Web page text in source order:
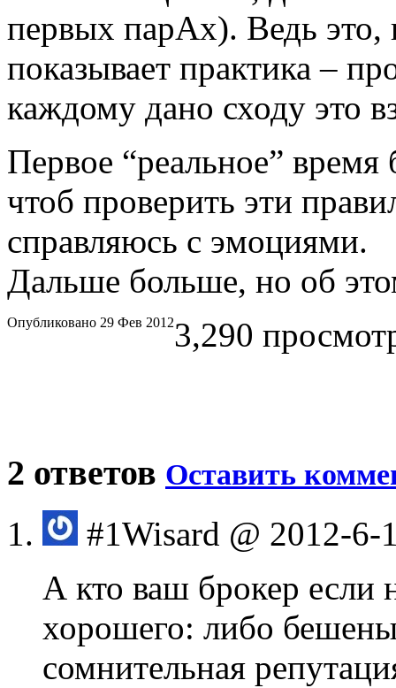
первых парАх). Ведь это,
показывает практика –
каждому дано сходу это
Первое “реальное”
чтоб проверить эти
справляюсь с эмоциями.
Дальше больше, но об
Опубликовано 29 Фев 20123,290
2 ответов Оставить
#1Wisard @ 2012-6-
А кто ваш брокер если
хорошего: либо
сомнительная